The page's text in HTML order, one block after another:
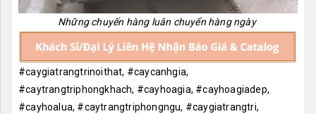
Những chuyến hàng luân chuyển hàng ngày
#caygiatrangtrinoithat, #caycanhgia,
#caytrangtriphongkhach, #cayhoagia, #cayhoagiadep,
#cayhoalua, #caytrangtriphongngu, #caygiatrangtri,